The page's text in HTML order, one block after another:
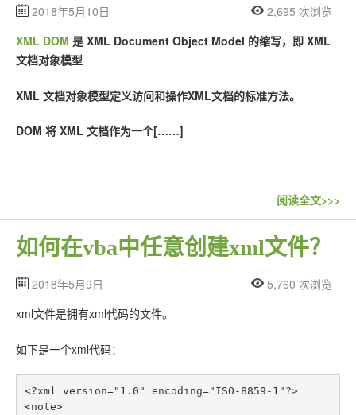
2018年5月10日
2,695 次浏览
XML DOM 是 XML Document Object Model 的缩写，即 XML
文档对象模型
XML 文档对象模型定义访问和操作XML文档的标准方法。
DOM 将 XML 文档作为一个[……]
阅读全文>>>
如何在vba中任意创建xml文件？
2018年5月9日
5,760 次浏览
xml文件是拥有xml代码的文件。
如下是一个xml代码：
<?xml version="1.0" encoding="ISO-8859-1"?>
<note>